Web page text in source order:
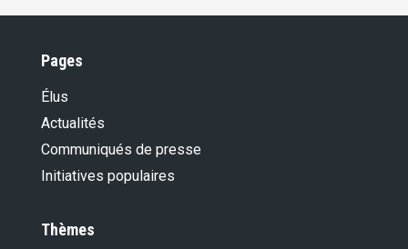
Pages
Élus
Actualités
Communiqués de presse
Initiatives populaires
Thèmes